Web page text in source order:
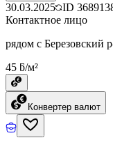
30.03.2025 ID
Контактное лицо
рядом с Березовский
45 ƃ/м²
Конвертер валют